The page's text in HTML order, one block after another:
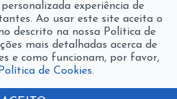
© fanamol
The Silver Factory
experiência de
Ao usar este site aceita o
descrito na nossa Política de
mais detalhadas acerca de
e como funcionam, por favor,
Política de Cookies.